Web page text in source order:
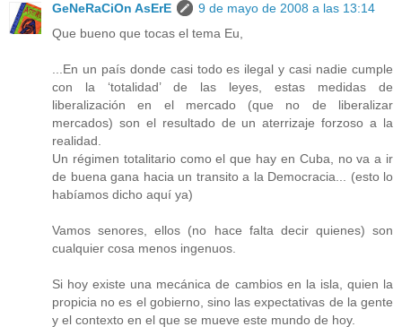
GeNeRaCiOn AsErE
9 de mayo de 2008 a las 13:14
Que bueno que tocas el tema Eu,
...En un país donde casi todo es ilegal y casi nadie cumple
con la ‘totalidad’ de las leyes, estas medidas de
liberalización en el mercado (que no de liberalizar
mercados) son el resultado de un aterrizaje forzoso a la
realidad.
Un régimen totalitario como el que hay en Cuba, no va a ir
de buena gana hacia un transito a la Democracia... (esto lo
habíamos dicho aquí ya)
Vamos senores, ellos (no hace falta decir quienes) son
cualquier cosa menos ingenuos.
Si hoy existe una mecánica de cambios en la isla, quien la
propicia no es el gobierno, sino las expectativas de la gente
y el contexto en el que se mueve este mundo de hoy.